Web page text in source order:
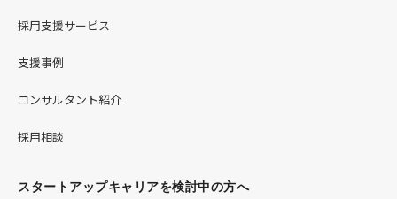
採用支援サービス
支援事例
コンサルタント紹介
採用相談
スタートアップキャリアを検討中の方へ